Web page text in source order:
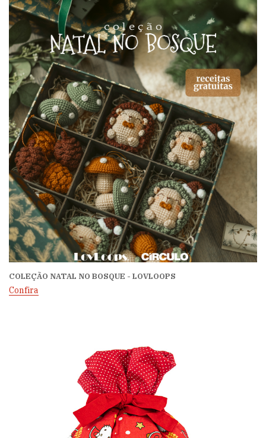
COLEÇÃO NATAL NO BOSQUE - LOVLOOPS
Confira